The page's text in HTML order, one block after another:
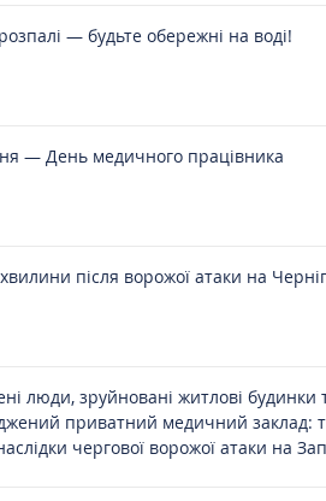
— будьте обережні на воді!
— День медичного працівника
після ворожої атаки на
люди, зруйновані житлові будинки
приватний медичний заклад:
чергової ворожої атаки на